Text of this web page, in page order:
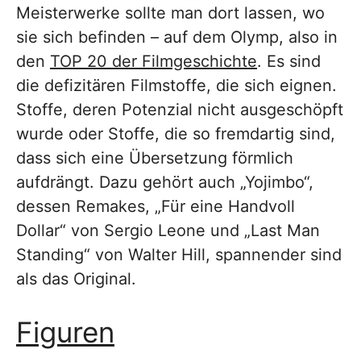
Meisterwerke sollte man dort lassen, wo
sie sich befinden – auf dem Olymp, also in
den TOP 20 der Filmgeschichte. Es sind
die defizitären Filmstoffe, die sich eignen.
Stoffe, deren Potenzial nicht ausgeschöpft
wurde oder Stoffe, die so fremdartig sind,
dass sich eine Übersetzung förmlich
aufdrängt. Dazu gehört auch „Yojimbo“,
dessen Remakes, „Für eine Handvoll
Dollar“ von Sergio Leone und „Last Man
Standing“ von Walter Hill, spannender sind
als das Original.
Figuren